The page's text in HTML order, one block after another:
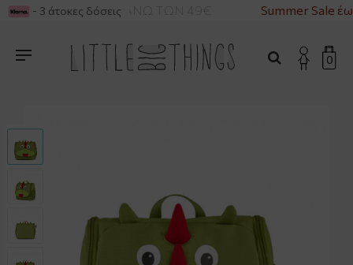
ΓΙΑ ΑΓΟΡΕΣ ΑΝΩ ΤΩΝ 49€ Summer Sale
- 3 άτοκες δόσεις
0